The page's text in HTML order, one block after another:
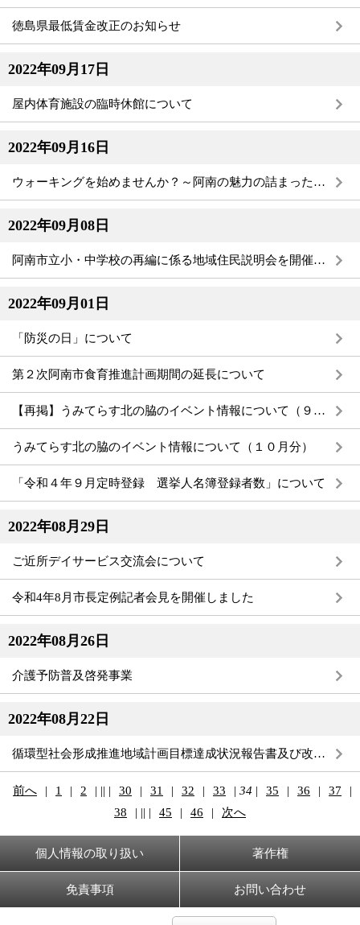
徳島県最低賃金改正のお知らせ
2022年09月17日
屋内体育施設の臨時休館について
2022年09月16日
ウォーキングを始めませんか？～阿南の魅力の詰まった１６コースの阿南健康完歩マップ・歩いて貯める積立貯筋通帳～
2022年09月08日
阿南市立小・中学校の再編に係る地域住民説明会を開催します
2022年09月01日
「防災の日」について
第２次阿南市食育推進計画期間の延長について
【再掲】うみてらす北の脇のイベント情報について（９月分）
うみてらす北の脇のイベント情報について（１０月分）
「令和４年９月定時登録 選挙人名簿登録者数」について
2022年08月29日
ご近所デイサービス交流会について
令和4年8月市長定例記者会見を開催しました
2022年08月26日
介護予防普及啓発事業
2022年08月22日
循環型社会形成推進地域計画目標達成状況報告書及び改善計画書について（H29～R03）
前へ | 1 | 2 | || | 30 | 31 | 32 | 33 | 34 | 35 | 36 | 37
|
38
| || | 45 | 46 | 次へ
個人情報の取り扱い 著作権
免責事項 お問い合わせ